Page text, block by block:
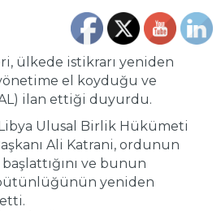
ülkede istikrarı yeniden
el koyduğu ve
ilan ettiği duyurdu.
Ulusal Birlik Hükümeti
Ali Katrani, ordunun
ve bunun
yeniden